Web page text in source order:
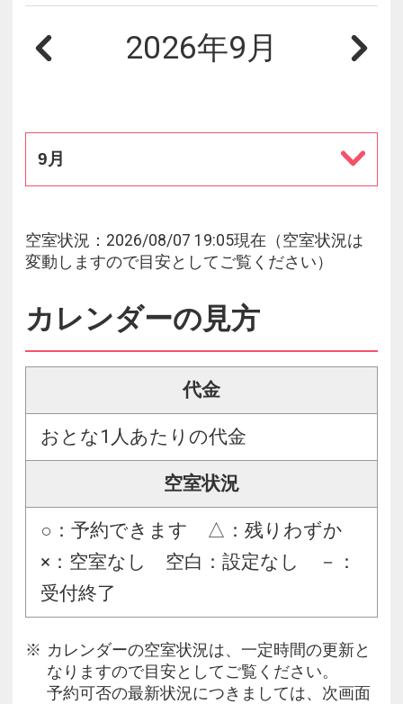
2026年9月
9月
空室状況：2026/08/07 19:05現在（空室状況は
変動しますので目安としてご覧ください）
カレンダーの見方
代金
おとな1人あたりの代金
空室状況
○：予約できます △：残りわずか
×：空室なし 空白：設定なし －：
受付終了
カレンダーの空室状況は、一定時間の更新と
なりますので目安としてご覧ください。
予約可否の最新状況につきましては、次画面